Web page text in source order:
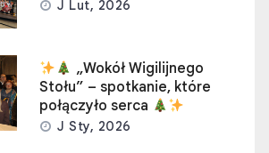
J Lut, 2026
„Wokół Wigilijnego
Stołu” – spotkanie, które
połączyło serca
J Sty, 2026